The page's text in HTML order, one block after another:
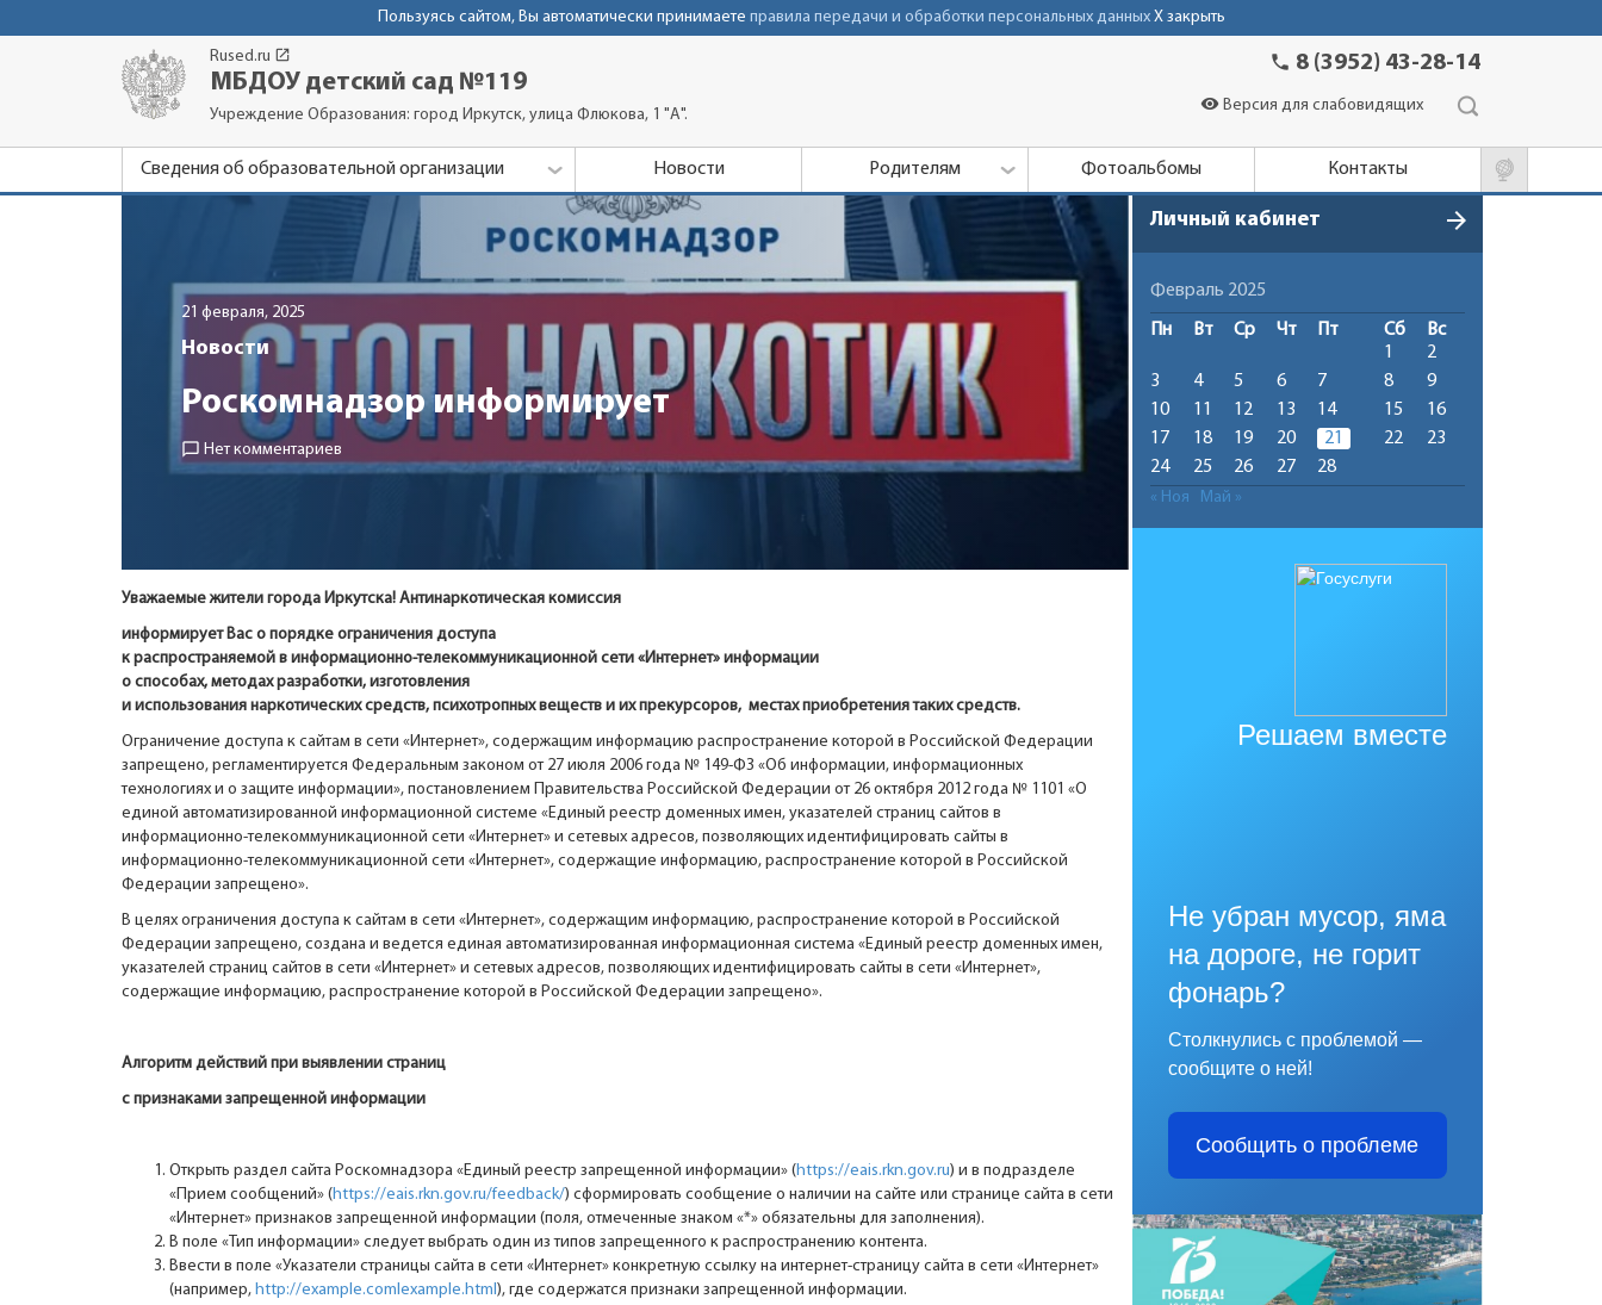
Пользуясь сайтом, Вы автоматически принимаете правила передачи и обработки персональных данных X закрыть
Rused.ru launch
МБДОУ детский сад №119
Учреждение Образования: город Иркутск, улица Флюкова, 1 "А".
phone 8 (3952) 43-28-14
visibility Версия для слабовидящих
Сведения об образовательной организации Новости Родителям Фотоальбомы Контакты
21 февраля, 2025
Новости
Роскомнадзор информирует
chat_bubble_outline Нет комментариев
Уважаемые жители города Иркутска! Антинаркотическая комиссия
информирует Вас о порядке ограничения доступа
к распространяемой в информационно-телекоммуникационной сети «Интернет» информации
о способах, методах разработки, изготовления
и использования наркотических средств, психотропных веществ и их прекурсоров, местах приобретения таких средств.
Ограничение доступа к сайтам в сети «Интернет», содержащим информацию распространение которой в Российской Федерации
запрещено, регламентируется Федеральным законом от 27 июля 2006 года № 149-ФЗ «Об информации, информационных
технологиях и о защите информации», постановлением Правительства Российской Федерации от 26 октября 2012 года № 1101 «О
единой автоматизированной информационной системе «Единый реестр доменных имен, указателей страниц сайтов в
информационно-телекоммуникационной сети «Интернет» и сетевых адресов, позволяющих идентифицировать сайты в
информационно-телекоммуникационной сети «Интернет», содержащие информацию, распространение которой в Российской
Федерации запрещено».
В целях ограничения доступа к сайтам в сети «Интернет», содержащим информацию, распространение которой в Российской
Федерации запрещено, создана и ведется единая автоматизированная информационная система «Единый реестр доменных имен,
указателей страниц сайтов в сети «Интернет» и сетевых адресов, позволяющих идентифицировать сайты в сети «Интернет»,
содержащие информацию, распространение которой в Российской Федерации запрещено».
Алгоритм действий при выявлении страниц
с признаками запрещенной информации
Открыть раздел сайта Роскомнадзора «Единый реестр запрещенной информации» (https://eais.rkn.gov.ru) и в подразделе
«Прием сообщений» (https://eais.rkn.gov.ru/feedback/) сформировать cообщение о наличии на сайте или странице сайта в сети
«Интернет» признаков запрещенной информации (поля, отмеченные знаком «*» обязательны для заполнения).
В поле «Тип информации» следует выбрать один из типов запрещенного к распространению контента.
Ввести в поле «Указатели страницы сайта в сети «Интернет» конкретную ссылку на интернет-страницу сайта в сети «Интернет»
(например, http://example.comlexample.html), где содержатся признаки запрещенной информации.
Личный кабинет arrow_forward
Февраль 2025
Пн Вт Ср Чт Пт Сб
Вс
1
2
3
4 5 6 7 8
9
10
11 12 13 14 15
16
17
18 19 20 21 22
23
24
25 26 27 28
« Ноя Май »
Решаем вместе
Не убран мусор, яма
на дороге, не горит
фонарь?
Столкнулись с проблемой —
сообщите о ней!
Сообщить о проблеме